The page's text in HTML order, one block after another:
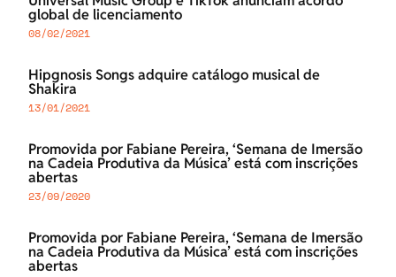
global de licenciamento
08/02/2021
Hipgnosis Songs adquire catálogo musical de
Shakira
13/01/2021
Promovida por Fabiane Pereira, ‘Semana de Imersão
na Cadeia Produtiva da Música’ está com inscrições
abertas
23/09/2020
Promovida por Fabiane Pereira, ‘Semana de Imersão
na Cadeia Produtiva da Música’ está com inscrições
abertas